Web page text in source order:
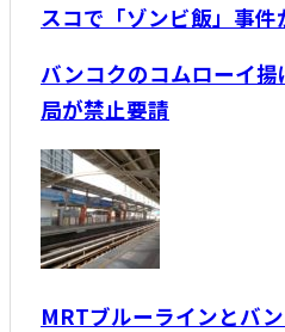
スコで「ゾンビ飯」事件
バンコクのコムローイ
局が禁止要請
MRTブルーラインとバ